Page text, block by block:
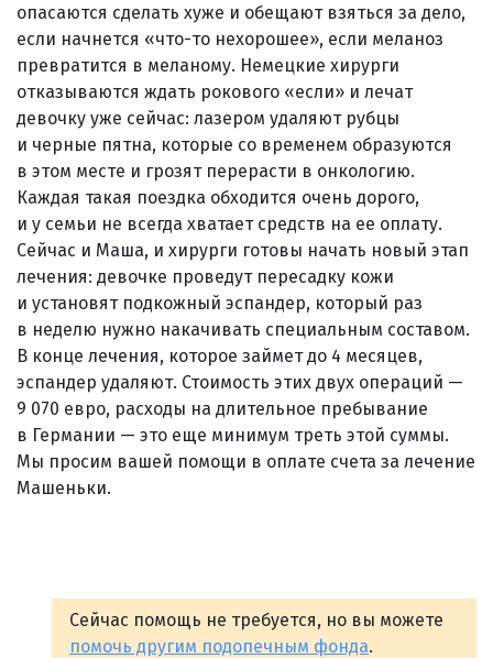
опасаются сделать хуже и обещают взяться за дело,
если начнется «что-то нехорошее», если меланоз
превратится в меланому. Немецкие хирурги
отказываются ждать рокового «если» и лечат
девочку уже сейчас: лазером удаляют рубцы
и черные пятна, которые со временем образуются
в этом месте и грозят перерасти в онкологию.
Каждая такая поездка обходится очень дорого,
и у семьи не всегда хватает средств на ее оплату.
Сейчас и Маша, и хирурги готовы начать новый этап
лечения: девочке проведут пересадку кожи
и установят подкожный эспандер, который раз
в неделю нужно накачивать специальным составом.
В конце лечения, которое займет до 4 месяцев,
эспандер удаляют. Стоимость этих двух операций —
9 070 евро, расходы на длительное пребывание
в Германии — это еще минимум треть этой суммы.
Мы просим вашей помощи в оплате счета за лечение
Машеньки.
Сейчас помощь не требуется, но вы можете
помочь другим подопечным фонда.